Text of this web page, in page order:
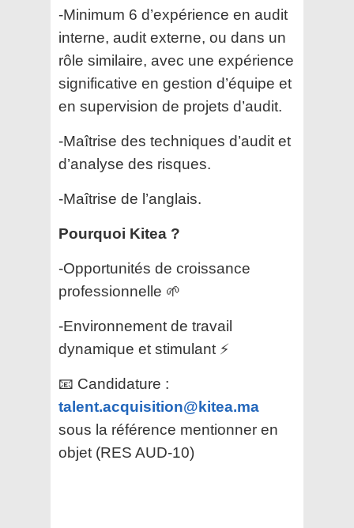
-Minimum 6 d’expérience en audit
interne, audit externe, ou dans un
rôle similaire, avec une expérience
significative en gestion d’équipe et
en supervision de projets d’audit.
-Maîtrise des techniques d’audit et
d’analyse des risques.
-Maîtrise de l’anglais.
Pourquoi Kitea ?
-Opportunités de croissance
professionnelle 🌱
-Environnement de travail
dynamique et stimulant ⚡
📧 Candidature :
talent.acquisition@kitea.ma
sous la référence mentionner en
objet (RES AUD-10)